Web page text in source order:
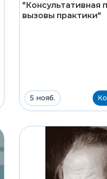
"Консультативная
вызовы практики"
5 нояб.